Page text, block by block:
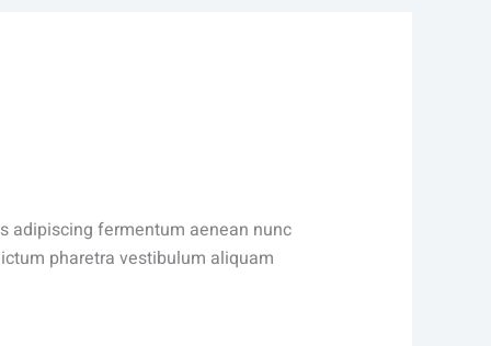
adipiscing fermentum aenean nunc
pharetra vestibulum aliquam